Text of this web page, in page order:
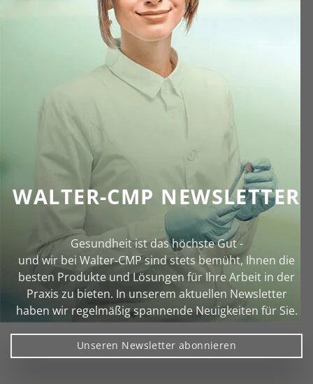
WALTER-CMP NEWSLETTER
Gesundheit ist das höchste Gut -
und wir bei Walter‑CMP sind stets bemüht, Ihnen die
besten Produkte und Lösungen für Ihre Arbeit in der
Praxis zu bieten. In unserem aktuellen Newsletter
haben wir regelmäßig spannende Neuigkeiten für Sie.
Unseren Newsletter abonnieren